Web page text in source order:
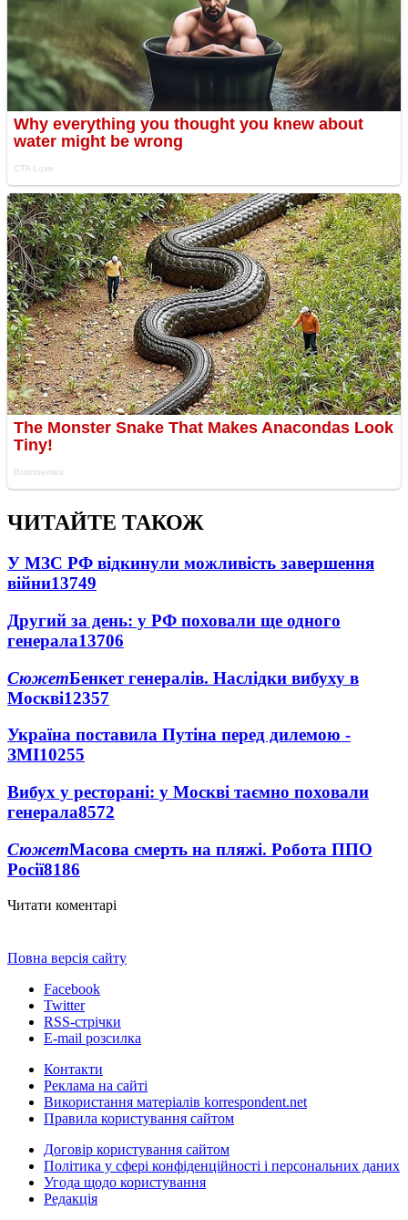
ЧИТАЙТЕ ТАКОЖ
У МЗС РФ відкинули можливість завершення
війни13749
Другий за день: у РФ поховали ще одного
генерала13706
СюжетБенкет генералів. Наслідки вибуху в
Москві12357
Україна поставила Путіна перед дилемою -
ЗМІ10255
Вибух у ресторані: у Москві таємно поховали
генерала8572
СюжетМасова смерть на пляжі. Робота ППО
Росії8186
Читати коментарі
Повна версія сайту
Facebook
Twitter
RSS-стрічки
E-mail розсилка
Контакти
Реклама на сайті
Використання матеріалів korrespondent.net
Правила користування сайтом
Договір користування сайтом
Політика у сфері конфіденційності і персональних даних
Угода щодо користування
Редакція